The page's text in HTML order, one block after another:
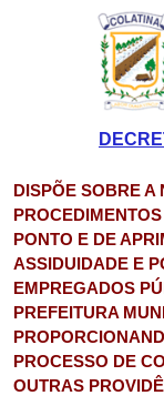
DISPÕE SOBRE A
PONTO E DE
ASSIDUIDADE E
EMPREGADOS
PREFEITURA
PROCESSO DE
OUTRAS